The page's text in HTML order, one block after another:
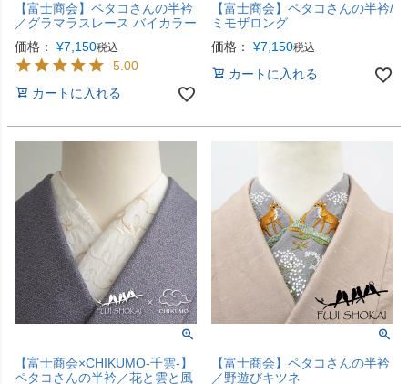
【富士商会】ペタコさんの半衿
／グラマラスレース バイカラー
価格：
¥7,150税込
5.00
カートに入れる
【富士商会】ペタコさんの半衿/
ミモザロング
価格：
¥7,150税込
カートに入れる
【富士商会×CHIKUMO-千雲-】
ペタコさんの半衿／花と雲と風
【富士商会】ペタコさんの半衿
／野遊びキツネ